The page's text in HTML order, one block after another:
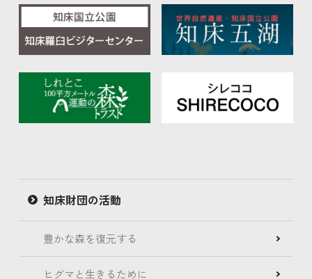
知床財団の活動
豊かな森を復元する
ヒグマと生きるために